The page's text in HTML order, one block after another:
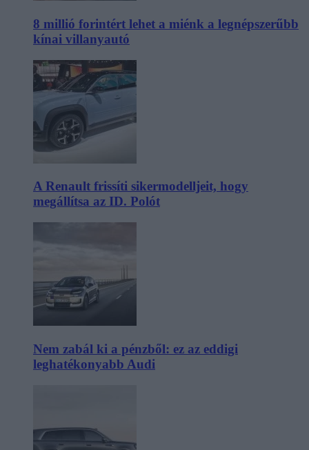
8 millió forintért lehet a miénk a legnépszerűbb
kínai villanyautó
A Renault frissíti sikermodelljeit, hogy
megállítsa az ID. Polót
Nem zabál ki a pénzből: ez az eddigi
leghatékonyabb Audi